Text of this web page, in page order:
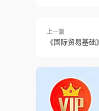
上一篇
《国际贸易基